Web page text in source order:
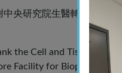
中央研究院生醫轉譯研究
the Cell and Tissue
Facility for